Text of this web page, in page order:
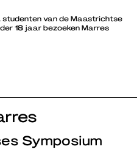
studenten van de Maastrichtse
18 jaar bezoeken Marres
Symposium